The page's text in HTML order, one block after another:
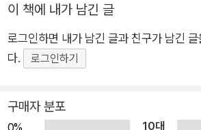
전 역사나 이후 상황을 살피는 등으로 10여
사례를 지금 어떻게 읽어야 할지 안내한다.
을 달리 할 수 있을 것이다. 처음부터 차례
것이 정석이겠지만 원하는 장만 골라 읽어
건축물과 건축가의 역사적 맥락을 개괄하
기억과 정체성을 반영하는 매개체이다. 인
서 볼 수 있듯 도시재생에는 기존 건물의 역
로운 의미를 부여하는 창의적인 접근 방식
건축가의 의도를 도시적 맥락에서 파악하
한 의미를 입체적으로 분석한다. 밀레니엄 이후 싹트기 시작한 한
이 책에 내가 남긴 글
로그인하면 내가 남긴 글과 친구가 남긴
다.
로그인하기
구매자 분포
0% 10대